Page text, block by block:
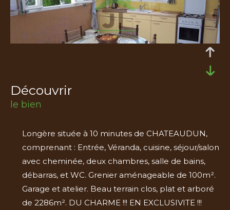
découvrir
le bien
Longère située à 10 minutes de CHATEAUDUN,
comprenant : Entrée, Véranda, cuisine, séjour/salon
avec cheminée, deux chambres, salle de bains,
débarras, et WC. Grenier aménageable de 100m².
Garage et atelier. Beau terrain clos, plat et arboré
de 2286m². DU CHARME !!! EN EXCLUSIVITE !!!